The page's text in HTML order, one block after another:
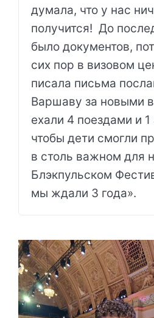
думала, что у нас
получится! До
было документов,
сих пор в визовом
писала письма
Варшаву за новыми
ехали 4 поездами и 1
чтобы дети смогли
в столь важном для
Блэкпульском
мы ждали 3 года».